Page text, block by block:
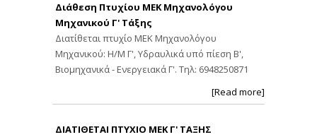
Διάθεση Πτυχίου ΜΕΚ Μηχανολόγου
Μηχανικού Γ' Τάξης
Διατίθεται πτυχίο ΜΕΚ Μηχανολόγου
Μηχανικού: Η/Μ Γ', Υδραυλικά υπό πίεση Β',
Βιομηχανικά - Ενεργειακά Γ'. Τηλ: 6948250871
[Read more]
ΔΙΑΤΙΘΕΤΑΙ ΠΤΥΧΙΟ ΜΕΚ Γ' ΤΑΞΗΣ